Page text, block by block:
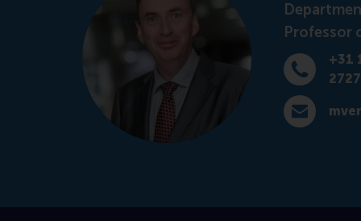
Professor
Bel +31 10
+31
2727
E-mail